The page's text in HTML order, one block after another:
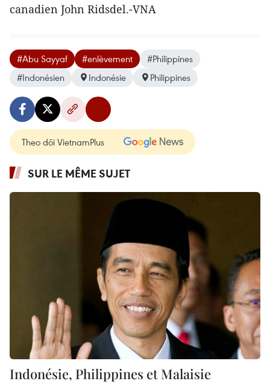
canadien John Ridsdel.-VNA
#Abu Sayyaf #enlèvement
#Philippines
#Indonésien
Indonésie Philippines
Theo dõi VietnamPlus
SUR LE MÊME SUJET
Indonésie, Philippines et Malaisie